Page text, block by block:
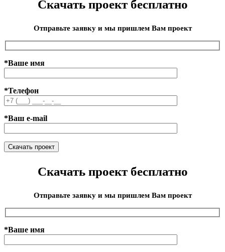
Скачать проект бесплатно
Отправьте заявку и мы пришлем Вам проект
*Ваше имя
*Телефон
*Ваш e-mail
Скачать проект бесплатно
Отправьте заявку и мы пришлем Вам проект
*Ваше имя